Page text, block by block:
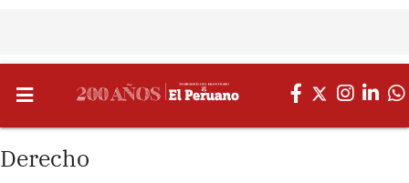
Derecho